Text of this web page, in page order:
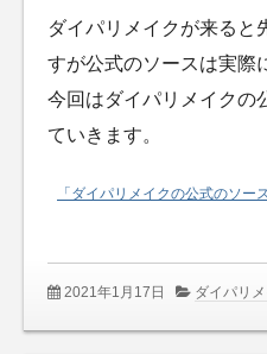
ダイパリメイクが来ると
すが公式のソースは実際
今回はダイパリメイクの
ていきます。
「ダイパリメイクの公式のソ
2021年1月17日 ダイパリ